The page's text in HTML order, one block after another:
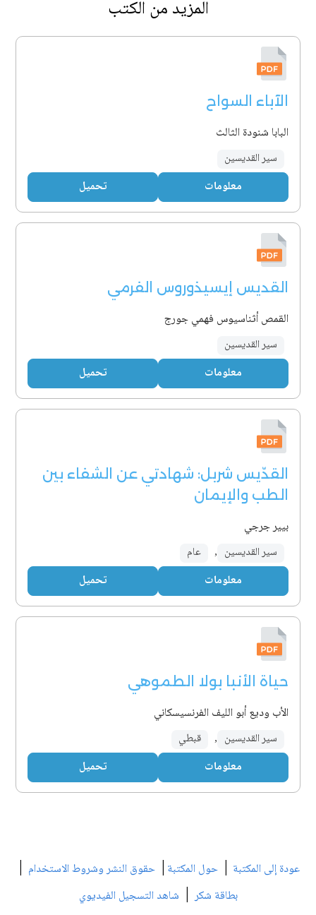
المزيد من الكتب
الآباء السواح
البابا شنودة الثالث
سير القديسين
معلومات تحميل
القديس إيسيذوروس الفرمي
القمص أثناسيوس فهمي جورج
سير القديسين
معلومات تحميل
القدّيس شربل: شهادتي عن الشفاء بين
الطب والإيمان
بيير جرجي
سير القديسين , عام
معلومات تحميل
حياة الأنبا بولا الطموهي
الأب وديع أبو الليف الفرنسيسكاني
سير القديسين , قبطي
معلومات تحميل
عودة إلى المكتبة | حول المكتبة | حقوق النشر وشروط الاستخدام |
بطاقة شكر| شاهد التسجيل الفيديوي